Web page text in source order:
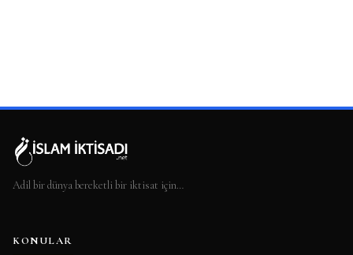
Adil bir dünya bereketli bir iktisat için…
KONULAR